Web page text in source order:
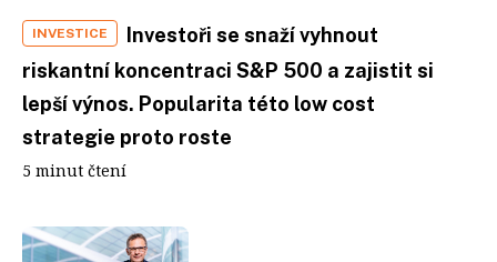
INVESTICE
Investoři se snaží vyhnout
riskantní koncentraci S&P 500 a zajistit si
lepší výnos. Popularita této low cost
strategie proto roste
5 minut čtení